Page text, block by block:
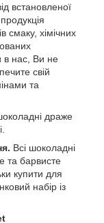
встановленої
смаку, хімічних
в нас, Ви не
свій
та
драже
Всі шоколадні
та барвисте
купити для
набір із